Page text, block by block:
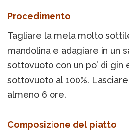
Procedimento
Tagliare la mela molto
mandolina e adagiare in un
sottovuoto con un po’ di gin
sottovuoto al 100%.
almeno 6 ore.
Composizione del piatto